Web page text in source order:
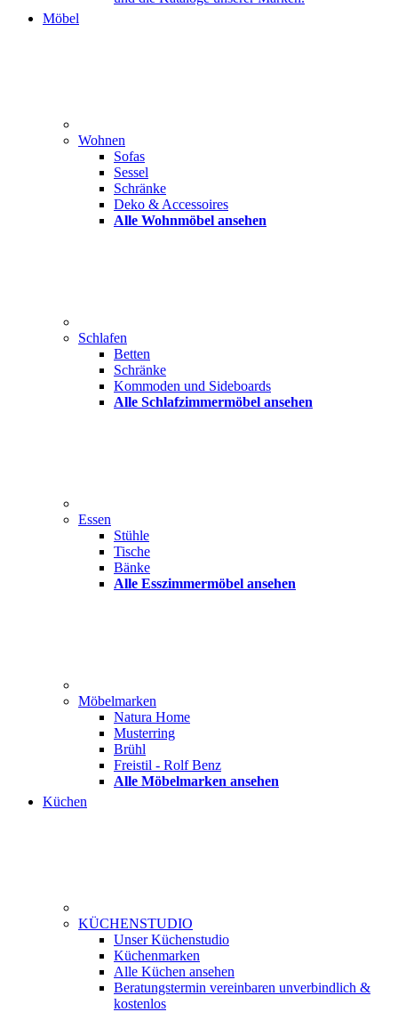
Möbel
Wohnen
Sofas
Sessel
Schränke
Deko & Accessoires
Alle Wohnmöbel ansehen
Schlafen
Betten
Schränke
Kommoden und Sideboards
Alle Schlafzimmermöbel ansehen
Essen
Stühle
Tische
Bänke
Alle Esszimmermöbel ansehen
Möbelmarken
Natura Home
Musterring
Brühl
Freistil - Rolf Benz
Alle Möbelmarken ansehen
Küchen
KÜCHENSTUDIO
Unser Küchenstudio
Küchenmarken
Alle Küchen ansehen
Beratungstermin vereinbaren unverbindlich &
kostenlos